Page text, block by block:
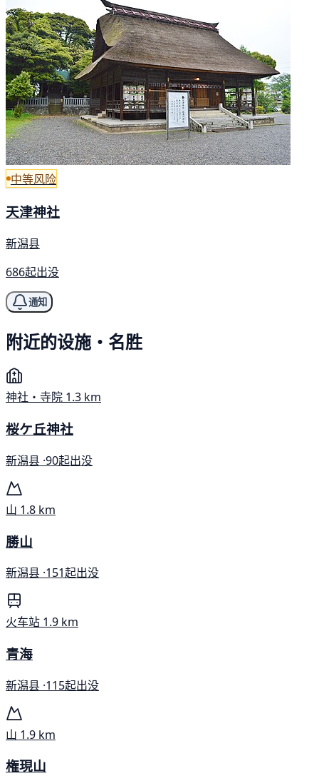
中等风险
天津神社
新潟县
686起出没
通知
附近的设施・名胜
神社・寺院 1.3 km
桜ケ丘神社
新潟县 ·90起出没
山 1.8 km
勝山
新潟县 ·151起出没
火车站 1.9 km
青海
新潟县 ·115起出没
山 1.9 km
権現山